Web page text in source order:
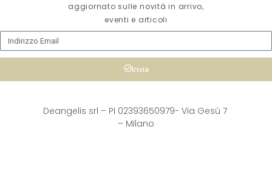
aggiornato sulle novità in arrivo,
eventi e articoli
Invia
Deangelis srl – PI 02393650979- Via Gesù 7
– Milano